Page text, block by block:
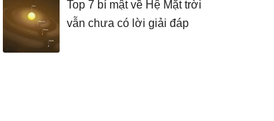
Top 7 bí mật về Hệ Mặt trời
vẫn chưa có lời giải đáp